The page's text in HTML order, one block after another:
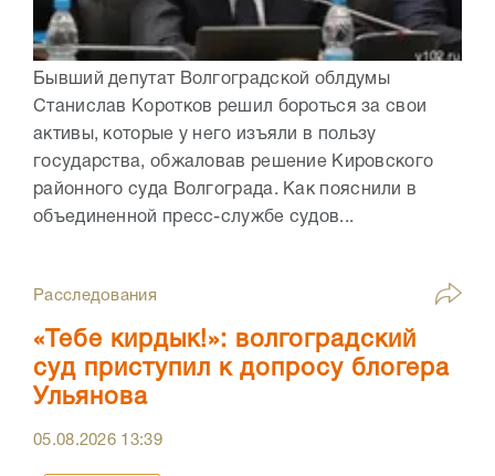
Бывший депутат Волгоградской облдумы
Станислав Коротков решил бороться за свои
активы, которые у него изъяли в пользу
государства, обжаловав решение Кировского
районного суда Волгограда. Как пояснили в
объединенной пресс-службе судов...
Расследования
«Тебе кирдык!»: волгоградский
суд приступил к допросу блогера
Ульянова
05.08.2026 13:39